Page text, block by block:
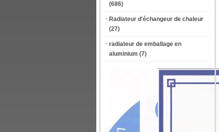
(686)
Radiateur d'échangeur de chaleur
(27)
radiateur de emballage en
aluminium (7)